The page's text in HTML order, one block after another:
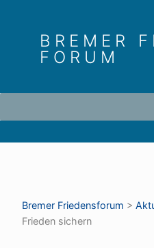
BREMER
FORUM
Bremer Friedens­forum >
Frieden sichern